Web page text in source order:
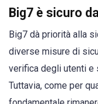
Big7 è sicuro
Big7 dà priorità alla
diverse misure di
verifica degli utenti e
Tuttavia, come per